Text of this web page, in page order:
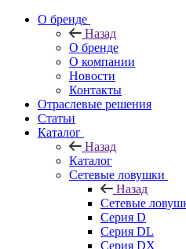
О бренде
Назад
О бренде
О компании
Новости
Контакты
Отраслевые решения
Статьи
Каталог
Назад
Каталог
Сетевые ловушки
Назад
Сетевые
Серия D
Серия DL
Серия DX